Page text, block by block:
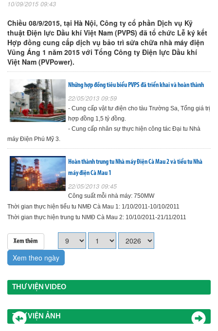
10/09/2015 09:43
Chiều 08/9/2015, tại Hà Nội, Công ty cổ phần Dịch vụ Kỹ
thuật Điện lực Dầu khí Việt Nam (PVPS) đã tổ chức Lễ ký kết
Hợp đồng cung cấp dịch vụ bảo trì sửa chữa nhà máy điện
Vũng Áng 1 năm 2015 với Tổng Công ty Điện lực Dầu khí
Việt Nam (PVPower).
Những hợp đồng tiêu biểu PVPS đã triển khai và hoàn thành
22/05/2013 09:59
- Cung cấp vật tư điện cho tàu Trường Sa, Tổng giá trị
hợp đồng 1,5 tỷ đồng.
- Cung cấp nhân sự thực hiện công tác Đại tu Nhà
máy Điện Phú Mỹ 3.
Hoàn thành trung tu Nhà máy Điện Cà Mau 2 và tiểu tu Nhà
máy điện Cà Mau 1
22/05/2013 09:45
Công suất mỗi nhà máy: 750MW
Thời gian thực hiện tiểu tu NMĐ Cà Mau 1: 1/10/2011-10/10/2011
Thời gian thực hiện trung tu NMĐ Cà Mau 2: 10/10/2011-21/11/2011
Xem thêm
Xem theo ngày
THƯ VIỆN VIDEO
THƯ VIỆN ẢNH